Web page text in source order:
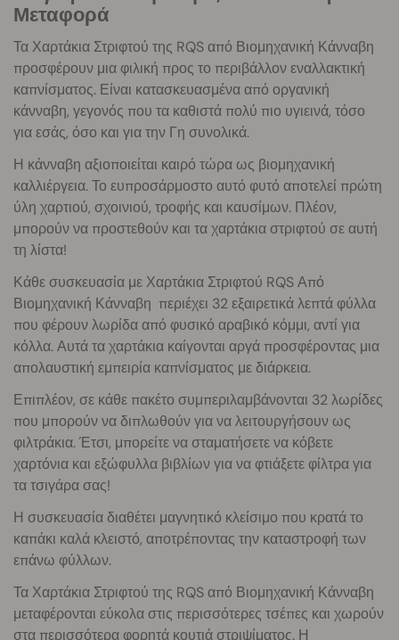
Μεταφορά
Τα Χαρτάκια Στριφτού της RQS από Βιομηχανική Κάνναβη
προσφέρουν μια φιλική προς το περιβάλλον εναλλακτική
καπνίσματος. Είναι κατασκευασμένα από οργανική
κάνναβη, γεγονός που τα καθιστά πολύ πιο υγιεινά, τόσο
για εσάς, όσο και για την Γη συνολικά.
Η κάνναβη αξιοποιείται καιρό τώρα ως βιομηχανική
καλλιέργεια. Το ευπροσάρμοστο αυτό φυτό αποτελεί πρώτη
ύλη χαρτιού, σχοινιού, τροφής και καυσίμων. Πλέον,
μπορούν να προστεθούν και τα χαρτάκια στριφτού σε αυτή
τη λίστα!
Κάθε συσκευασία με Χαρτάκια Στριφτού RQS Από
Βιομηχανική Κάνναβη περιέχει 32 εξαιρετικά λεπτά φύλλα
που φέρουν λωρίδα από φυσικό αραβικό κόμμι, αντί για
κόλλα. Αυτά τα χαρτάκια καίγονται αργά προσφέροντας μια
απολαυστική εμπειρία καπνίσματος με διάρκεια.
Επιπλέον, σε κάθε πακέτο συμπεριλαμβάνονται 32 λωρίδες
που μπορούν να διπλωθούν για να λειτουργήσουν ως
φιλτράκια. Έτσι, μπορείτε να σταματήσετε να κόβετε
χαρτόνια και εξώφυλλα βιβλίων για να φτιάξετε φίλτρα για
τα τσιγάρα σας!
Η συσκευασία διαθέτει μαγνητικό κλείσιμο που κρατά το
καπάκι καλά κλειστό, αποτρέποντας την καταστροφή των
επάνω φύλλων.
Τα Χαρτάκια Στριφτού της RQS από Βιομηχανική Κάνναβη
μεταφέρονται εύκολα στις περισσότερες τσέπες και χωρούν
στα περισσότερα φορητά κουτιά στριψίματος. Η